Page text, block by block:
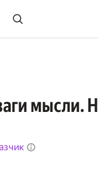
мысли.